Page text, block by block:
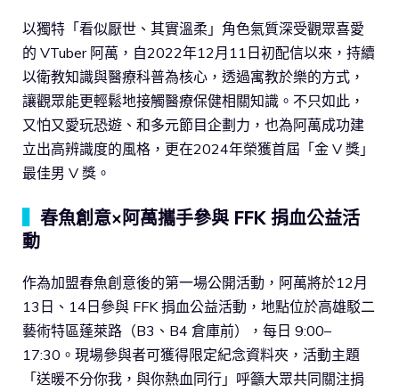
以獨特「看似厭世、其實溫柔」角色氣質深受觀眾喜愛
的 VTuber 阿萬，自2022年12月11日初配信以來，持續
以衛教知識與醫療科普為核心，透過寓教於樂的方式，
讓觀眾能更輕鬆地接觸醫療保健相關知識。不只如此，
又怕又愛玩恐遊、和多元節目企劃力，也為阿萬成功建
立出高辨識度的風格，更在2024年榮獲首屆「金 V 獎」
最佳男 V 獎。
春魚創意×阿萬攜手參與 FFK 捐血公益活
動
作為加盟春魚創意後的第一場公開活動，阿萬將於12月
13日、14日參與 FFK 捐血公益活動，地點位於高雄駁二
藝術特區蓬萊路（B3、B4 倉庫前），每日 9:00–
17:30。現場參與者可獲得限定紀念資料夾，活動主題
「送暖不分你我，與你熱血同行」呼籲大眾共同關注捐